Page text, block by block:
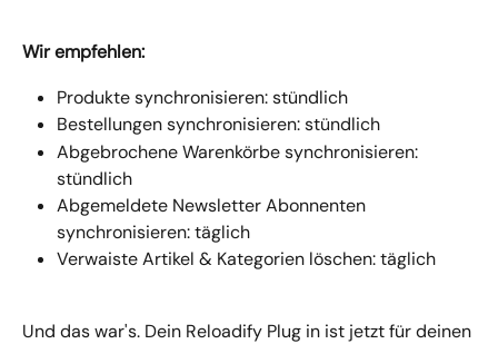
Wir empfehlen:
Produkte synchronisieren: stündlich
Bestellungen synchronisieren: stündlich
Abgebrochene Warenkörbe synchronisieren:
stündlich
Abgemeldete Newsletter Abonnenten
synchronisieren: täglich
Verwaiste Artikel & Kategorien löschen: täglich
Und das war's. Dein Reloadify Plug in ist jetzt für deinen